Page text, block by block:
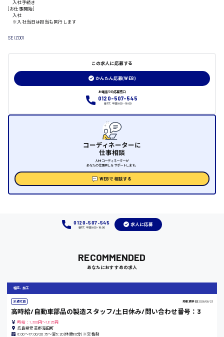
大阪府
日給制すべて
時給1000円～
入社手続き
[お仕事開始]
入社
※入社当日は担当も同行します
SEIZO01
この求人に応募する
かんたん応募(WEB)
お電話での応募窓口
0120-507-545
受付：平日9:00 - 18:00
コーディネーターに
仕事相談
人材コーディネーターが
あなたの仕事探しをサポートします。
WEBで相談する
0120-507-545
受付：平日9:00 - 18:00
求人に応募
RECOMMENDED
あなたにおすすめの求人
組立、加工
派遣社員 掲載更新日 2026/06/23
高時給/自動車部品の製造スタッフ/土日休み/問い合わせ番号：3
時給：1,300円～1,625円
広島県安芸郡海田町
8:00〜17:00/20:15〜翌5:20(休憩60分) ※交替制